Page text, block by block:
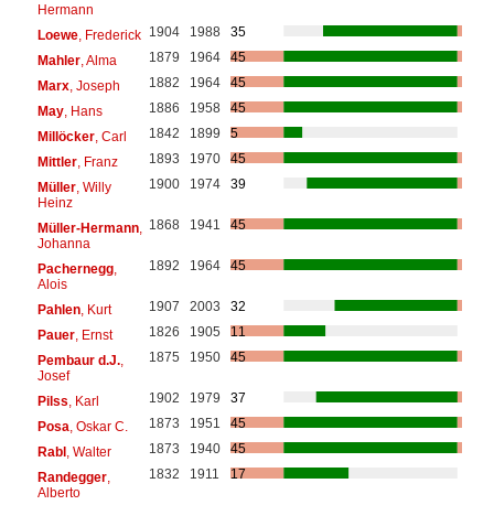
Hermann
Loewe, Frederick 1904 1988
35
Mahler, Alma 1879 1964
45
Marx, Joseph 1882 1964
45
May, Hans 1886 1958
45
Millöcker, Carl 1842 1899
5
Mittler, Franz 1893 1970
45
Müller, Willy
Heinz
1900 1974 39
Müller-Hermann,
Johanna
1868 1941 45
Pachernegg,
Alois
1892 1964 45
Pahlen, Kurt 1907 2003
32
Pauer, Ernst 1826 1905
11
Pembaur d.J.,
Josef
1875 1950 45
Pilss , Karl 1902 1979
37
Posa , Oskar C. 1873 1951
45
Rabl, Walter 1873 1940
45
Randegger,
Alberto
1832 1911 17